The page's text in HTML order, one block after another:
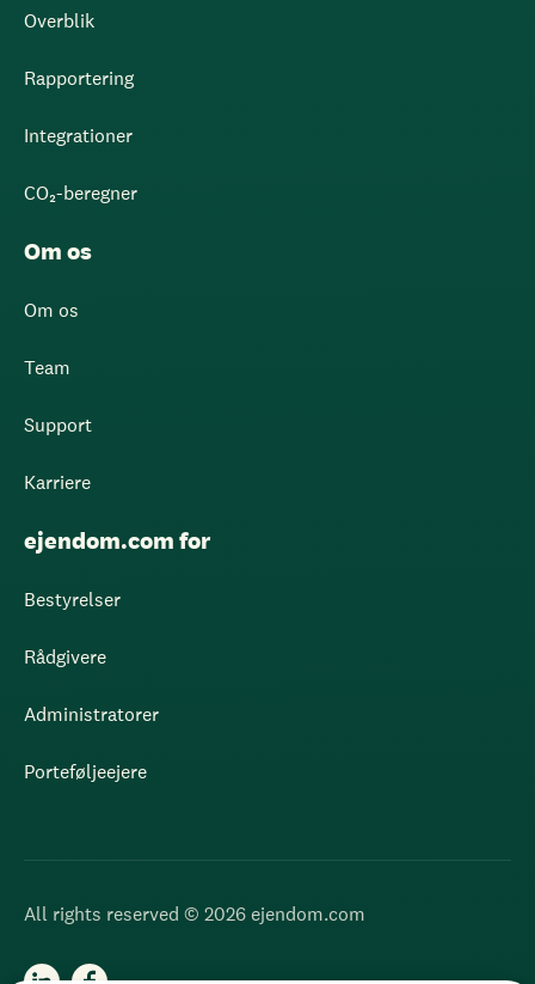
Overblik
Rapportering
Integrationer
CO₂-beregner
Om os
Om os
Team
Support
Karriere
ejendom.com for
Bestyrelser
Rådgivere
Administratorer
Porteføljeejere
All rights reserved © 2026 ejendom.com